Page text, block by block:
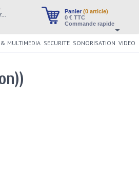
Panier (0 article)
0 € TTC
Commande rapide
& MULTIMEDIA SECURITE SONORISATION VIDEO